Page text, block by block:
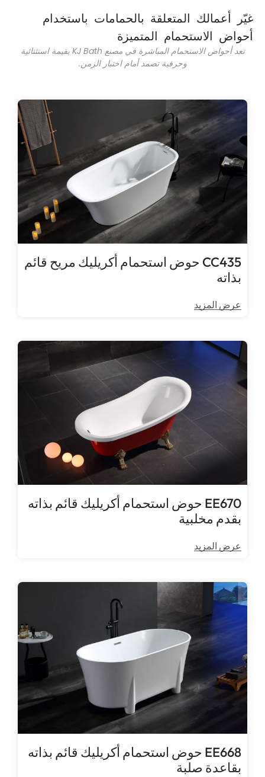
غيّر أعمالك المتعلقة بالحمامات باستخدام
أحواض الاستحمام المتميزة
تعد أحواض الاستحمام المباشرة في مصنع KJ Bath بقيمة استثنائية
وحرفية تصمد أمام اختبار الزمن.
CC435 حوض استحمام أكريليك مريح قائم
بذاته
عرض المزيد
EE670 حوض استحمام أكريليك قائم بذاته
بقدم مخلبية
عرض المزيد
EE668 حوض استحمام أكريليك قائم بذاته
بقاعدة صلبة